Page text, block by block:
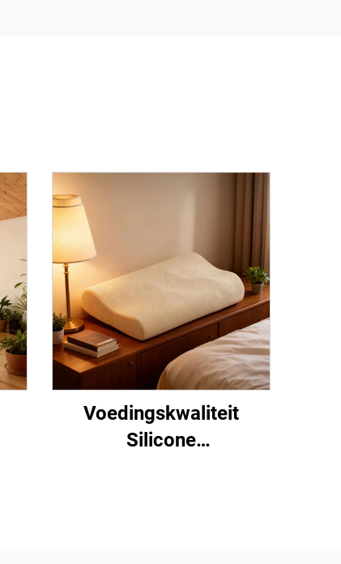
Voedingskwaliteit
Silicone